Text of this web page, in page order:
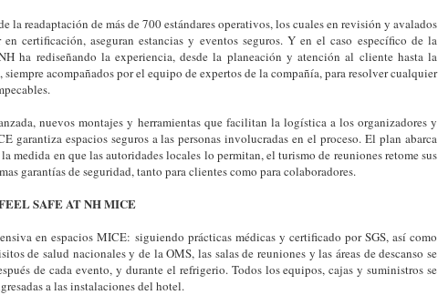
la readaptación de más de 700 estándares operativos, los cuales en revisión y avalados
certificación, aseguran estancias y eventos seguros. Y en el caso específico de la
ha rediseñando la experiencia, desde la planeación y atención al cliente hasta la
acompañados por el equipo de expertos de la compañía, para resolver cualquier
nuevos montajes y herramientas que facilitan la logística a los organizadores y
garantiza espacios seguros a las personas involucradas en el proceso. El plan abarca
medida en que las autoridades locales lo permitan, el turismo de reuniones retome sus
garantías de seguridad, tanto para clientes como para colaboradores.
SAFE AT NH MICE
en espacios MICE: siguiendo prácticas médicas y certificado por SGS, así como
de salud nacionales y de la OMS, las salas de reuniones y las áreas de descanso se
de cada evento, y durante el refrigerio. Todos los equipos, cajas y suministros se
a las instalaciones del hotel.